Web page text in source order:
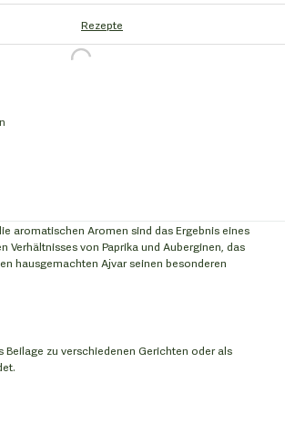
Rezepte
aromatischen Aromen sind das Ergebnis eines
Verhältnisses von Paprika und Auberginen, das
hausgemachten Ajvar seinen besonderen
Beilage zu verschiedenen Gerichten oder als